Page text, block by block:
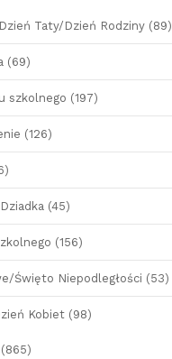
Taty/Dzień Rodziny (89)
(69)
szkolnego (197)
(126)
(45)
(156)
Święto Niepodległości (53)
Kobiet (98)